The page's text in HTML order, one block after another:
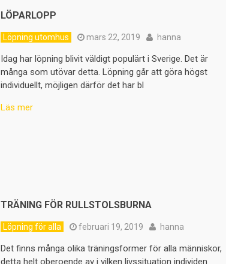
LÖPARLOPP
Löpning utomhus mars 22, 2019 hanna
Idag har löpning blivit väldigt populärt i Sverige. Det är
många som utövar detta. Löpning går att göra högst
individuellt, möjligen därför det har bl
Läs mer
TRÄNING FÖR RULLSTOLSBURNA
Löpning för alla februari 19, 2019 hanna
Det finns många olika träningsformer för alla människor,
detta helt oberoende av i vilken livssituation individen